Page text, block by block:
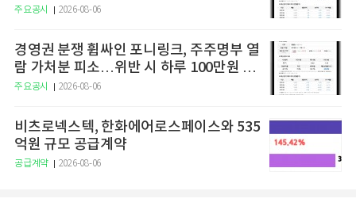
주요공시 2026-08-06
경영권 분쟁 휩싸인 포니링크, 주주명부 열
람 가처분 피소…위반 시 하루 100만원 청
구
주요공시 2026-08-06
비츠로넥스텍, 한화에어로스페이스와 535
억원 규모 공급계약
공급계약 2026-08-06